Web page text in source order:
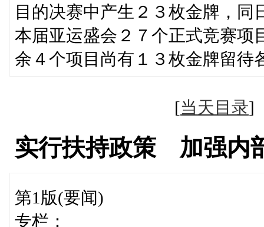
目的决赛中产生２３枚金牌，
本届亚运盛会２７个正式竞赛项
余４个项目尚有１３枚金牌留待
[当天目录
实行扶持政策 加强内
第1版(要闻)
专栏：